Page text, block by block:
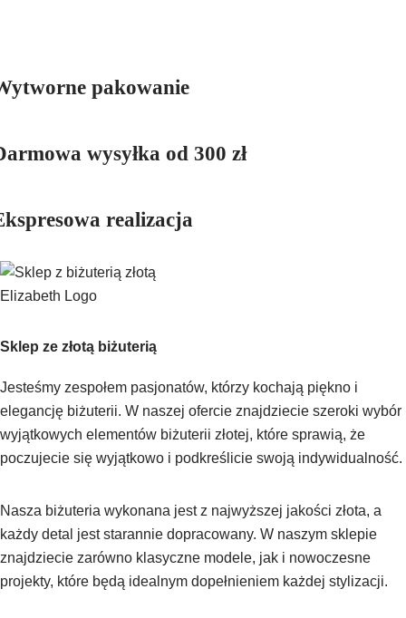
pakowanie
wysyłka od 300 zł
realizacja
Sklep ze złotą biżuterią
Jesteśmy zespołem pasjonatów, którzy kochają piękno i
elegancję biżuterii. W naszej ofercie znajdziecie szeroki wybór
wyjątkowych elementów biżuterii złotej, które sprawią, że
poczujecie się wyjątkowo i podkreślicie swoją indywidualność.
Nasza biżuteria wykonana jest z najwyższej jakości złota, a
każdy detal jest starannie dopracowany. W naszym sklepie
znajdziecie zarówno klasyczne modele, jak i nowoczesne
projekty, które będą idealnym dopełnieniem każdej stylizacji.